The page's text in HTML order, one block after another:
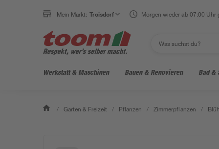
Mein Markt: Troisdorf Morgen wieder ab 07:00 Uhr
Werkstatt & Maschinen Bauen & Renovieren Bad &
/ Garten & Freizeit / Pflanzen / Zimmerpflanzen /